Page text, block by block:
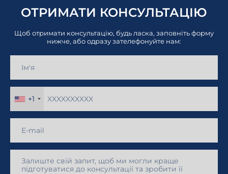
ОТРИМАТИ КОНСУЛЬТАЦІЮ
Щоб отримати консультацію, будь ласка, заповніть форму
нижче, або одразу зателефонуйте нам:
+1